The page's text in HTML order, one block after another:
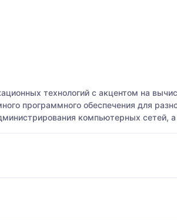
технологий с акцентом на
программного обеспечения для
компьютерных сетей,